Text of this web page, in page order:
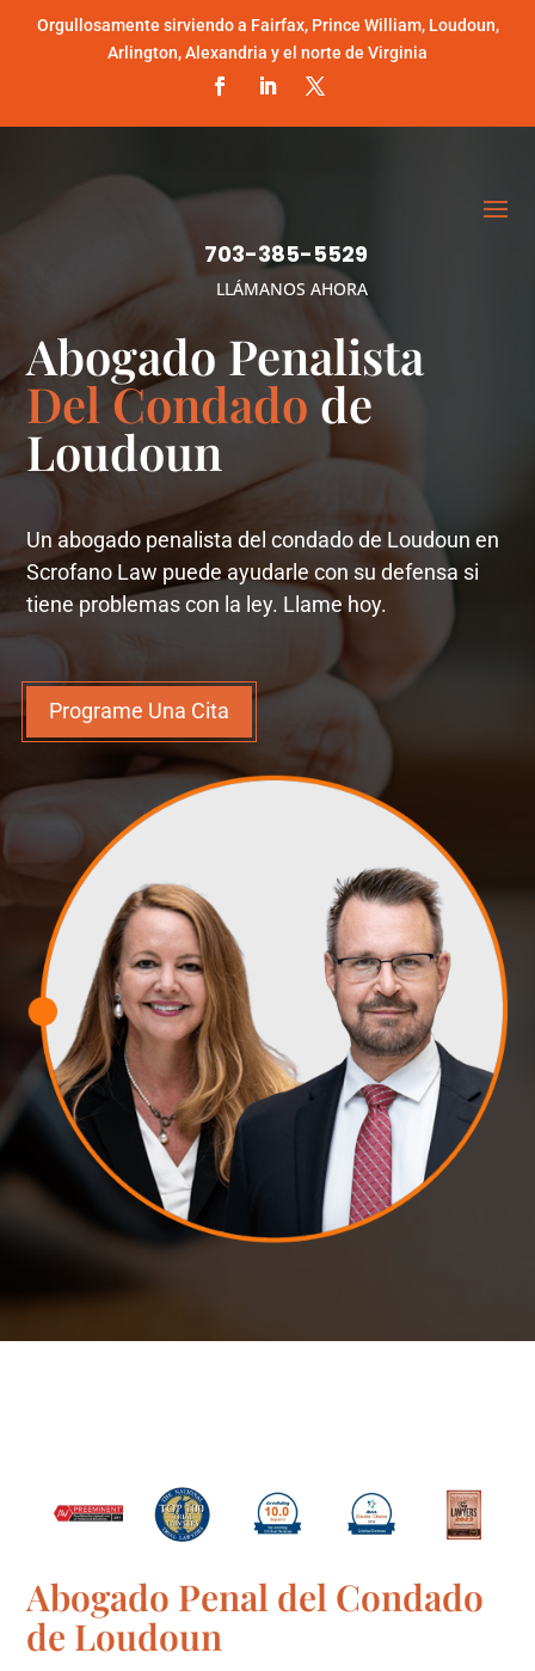
Orgullosamente sirviendo a Fairfax, Prince William, Loudoun,
Arlington, Alexandria y el norte de Virginia
703-385-5529
LLÁMANOS AHORA
Abogado Penalista
Del Condadode
Loudoun
Un abogado penalista del condado de Loudoun en
Scrofano Law puede ayudarle con su defensa si
tiene problemas con la ley. Llame hoy.
Programe Una Cita
Abogado Penal del Condado
de Loudoun